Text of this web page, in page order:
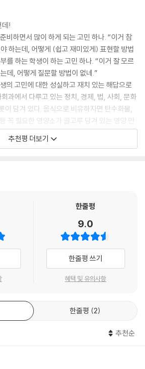
인가요?
?
없죠?
왜 투표용지가 두 장인가요?
기준은 무엇인가요?
구분하죠?
가 정치에 참여해야 하나요?
참여할 수 있나요?
님비현상이라고요?
노동자는 파업하지 말아야 하나요?
은 운동이라던데 혁명과 운동의 차이는 뭐죠?
시위도 없어질까요?
있는 방법은 무엇인가요?
를 두고 있나요?
서 나온다고요?
나요?
가지면 어떻게 되나요?
이 필요한가요?
양심적 병역 거부예요?
방에서 아르바이트할 수 있나요?
른가요?
못 하게 하는 건 차별 아닌가요?
하나요?
는데 감옥에 가나요?
부가 만드나요?”와 같은 너무나 익숙해서 그
같은 이슬람교이면서 왜 그렇게 싸우나요?”와
을 요구하는 만만치 않은 질문들도 있으며, “지
와 같은 아주 현실적인 질문들도 있습니다. 이
간을 통해서 모았던 것들로 선생님들이 다시
현실감이 넘쳐납니다. 그래서 차례만 한번 쭉
금하던 건데” 하며 무릎을 탁 치게 되고 책을
렇구나!” 하면서 고개를 끄덕이게 됩니다.
님들은 사회 공부를 제대로 하면 우리 모두가 행
고 믿고 있습니다. 그래서 이 책 속에 있는 질문
서만 나올 수 있는 질문이 아니라 교과서 속 지
문들을 따라가다 보면 독자들은 우리 사회의 실
한 답변
질문도 중요하지만 더 중요한 것은 아이들의 눈
하느냐가 현장 선생님들의 고민입니다. 아이들
맞추어 아이들의 눈높이에 맞게 설명하는 일은
지 않은 일입니다. 그래서 필자들은 어려운 말
요한 개념은 그 자리에서 보충 설명을 달기도
떻게 대답해야 할지 몰라 당황해했던 부모님들,
절한 설명을 찾으려는 현장 교사들 모두에게 이
데!
비하면서 많이 하게 되는 고민 하나. “이거 참
하는데, 어떻게 (쉽고 재미있게) 표현할 방법
를 하는 학생이 하는 고민 하나. “이거 잘 모르
데, 어떻게 질문할 방법이 없네.”
의 고민에 대한 성실하고 재치 있는 해답으로
과에서 다루고 있는 정치, 경제, 법, 사회, 문화
이 담겨 있다. 음식으로 비유하자면 탄수화물,
꼭 필요한 영양소가 골고루 담겨 있는 영양 만
빼놓을 수 없는 게 맛과 향기이듯이 이 책이 풍
차례만 훑어보아도 금세 알아차릴 수 있다.
잘하기로 소문난 교사들이, 수업 시간에 학생
를 치열한 고민과 토론 끝에 내놓은 책이기 때
는 것으로 만족하지 않는다. 이 책은 사회 교과
념이 진정한 가치를 발휘할 수 있도록 올바른
아간다. 이 책에 담긴 101가지 질문과 답을 하나
한 민주 시민으로서의 자질에 성큼 다가가 있는
시원한 설명
빠른 속도로 인지 능력이 발달한다. 소리와 색
발달하는 것이 바로 사회에 대한 관심과 인식
추천평 더보기
한줄평
9.0
한줄평 쓰기
혜택 및 유의사항
한줄평 2
추천순